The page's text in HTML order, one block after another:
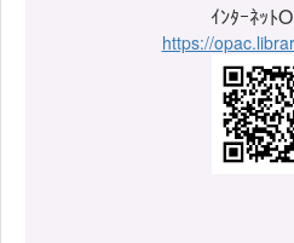
ｲﾝﾀｰﾈｯﾄ
https://